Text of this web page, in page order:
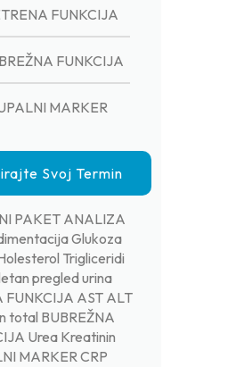
FUNKCIJA
FUNKCIJA
MARKER
Svoj Termin
PAKET ANALIZA
Glukoza
Trigliceridi
pregled urina
FUNKCIJA AST ALT
total BUBREŽNA
Urea Kreatinin
MARKER CRP